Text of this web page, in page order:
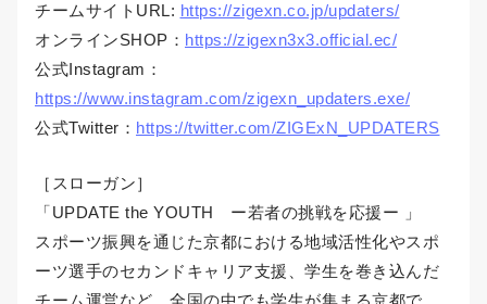
チームサイトURL: https://zigexn.co.jp/updaters/
オンラインSHOP： https://zigexn3x3.official.ec/
公式Instagram：
https://www.instagram.com/zigexn_updaters.exe/
公式Twitter： https://twitter.com/ZIGExN_UPDATERS
［スローガン］
「UPDATE the YOUTH ー若者の挑戦を応援ー 」
スポーツ振興を通じた京都における地域活性化やスポ
ーツ選手のセカンドキャリア支援、学生を巻き込んだ
チーム運営など、全国の中でも学生が集まる京都で、